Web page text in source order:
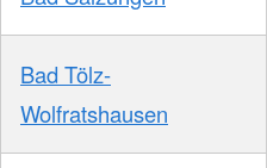
Bad Tölz-
Wolfratshausen